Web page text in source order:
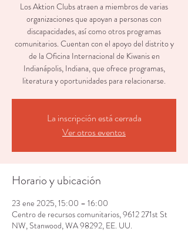
Los Aktion Clubs atraen a miembros de varias
organizaciones que apoyan a personas con
discapacidades, así como otros programas
comunitarios. Cuentan con el apoyo del distrito y
de la Oficina Internacional de Kiwanis en
Indianápolis, Indiana, que ofrece programas,
literatura y oportunidades para relacionarse.
La inscripción está cerrada
Ver otros eventos
Horario y ubicación
23 ene 2025, 15:00 – 16:00
Centro de recursos comunitarios, 9612 271st St
NW, Stanwood, WA 98292, EE. UU.